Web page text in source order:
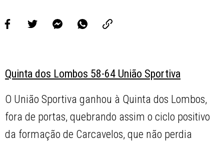
Quinta dos Lombos 58-64 União Sportiva
O União Sportiva ganhou à Quinta dos Lombos,
fora de portas, quebrando assim o ciclo positivo
da formação de Carcavelos, que não perdia